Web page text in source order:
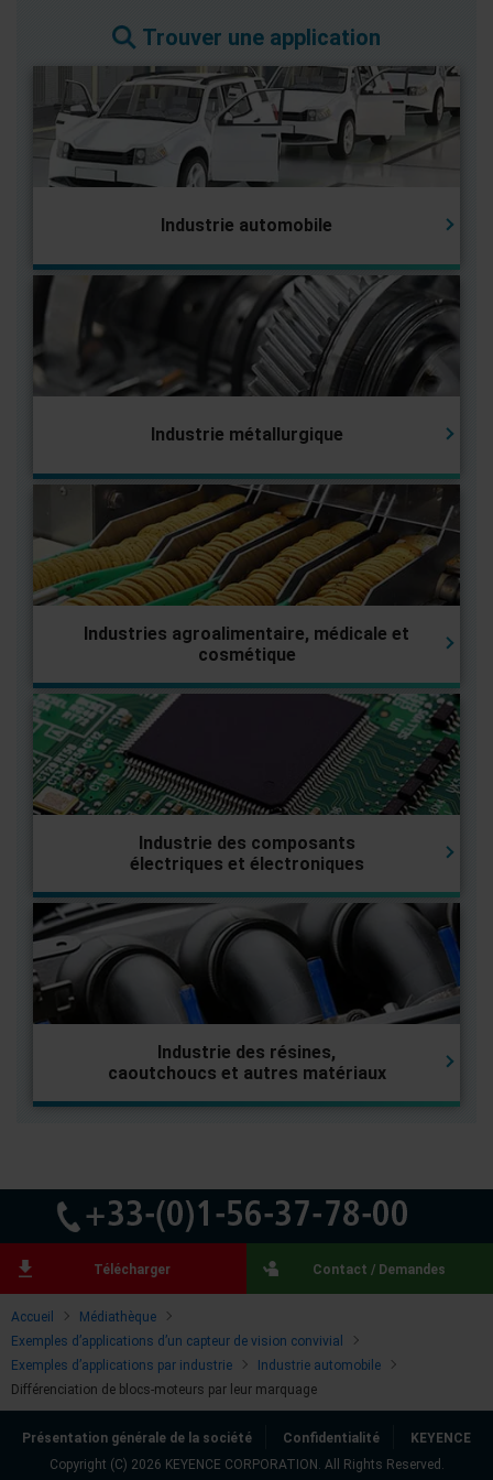
Accueil
Médiathèque
Exemples d’applications d’un capteur de vision convivial
Exemples d’applications par industrie
Industrie automobile
Différenciation de blocs-moteurs par leur marquage
Trouver une application
Industrie automobile
Industrie métallurgique
Industries agroalimentaire, médicale et
cosmétique
Industrie des composants
électriques et électroniques
Industrie des résines,
caoutchoucs et autres matériaux
Télécharger Contact / Demandes
Présentation générale de la société Confidentialité
KEYENCE
Copyright (C) 2026 KEYENCE CORPORATION. All Rights Reserved.